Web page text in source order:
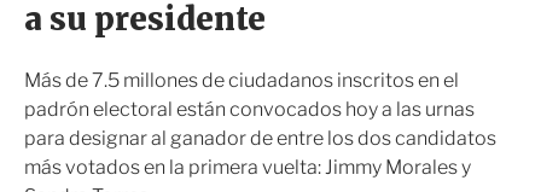
a su presidente
Más de 7.5 millones de ciudadanos inscritos en el
padrón electoral están convocados hoy a las urnas
para designar al ganador de entre los dos candidatos
más votados en la primera vuelta: Jimmy Morales y